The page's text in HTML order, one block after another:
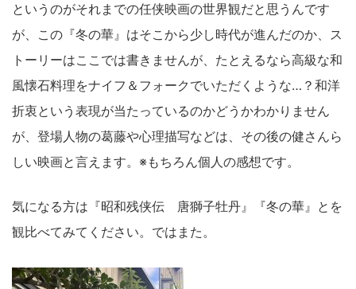
というのがそれまでの任侠映画の世界観だと思うんです
が、この『冬の華』はそこから少し時代が進んだのか、ス
トーリーはここでは書きませんが、たとえるなら高級な和
風懐石料理をナイフ＆フォークでいただくような…？和洋
折衷という表現が当たっているのかどうかわかりません
が、登場人物の葛藤や心理描写などは、その後の健さんら
しい映画と言えます。※もちろん個人の感想です。
気になる方は『昭和残侠伝 唐獅子牡丹』『冬の華』とを
観比べてみてください。ではまた。